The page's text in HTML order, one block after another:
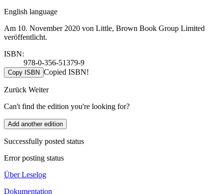
English language
Am 10. November 2020 von Little, Brown Book Group Limited
veröffentlicht.
ISBN:
978-0-356-51379-9
Copy ISBN Copied ISBN!
Zurück Weiter
Can't find the edition you're looking for?
Add another edition
Successfully posted status
Error posting status
Über Leselog
Dokumentation